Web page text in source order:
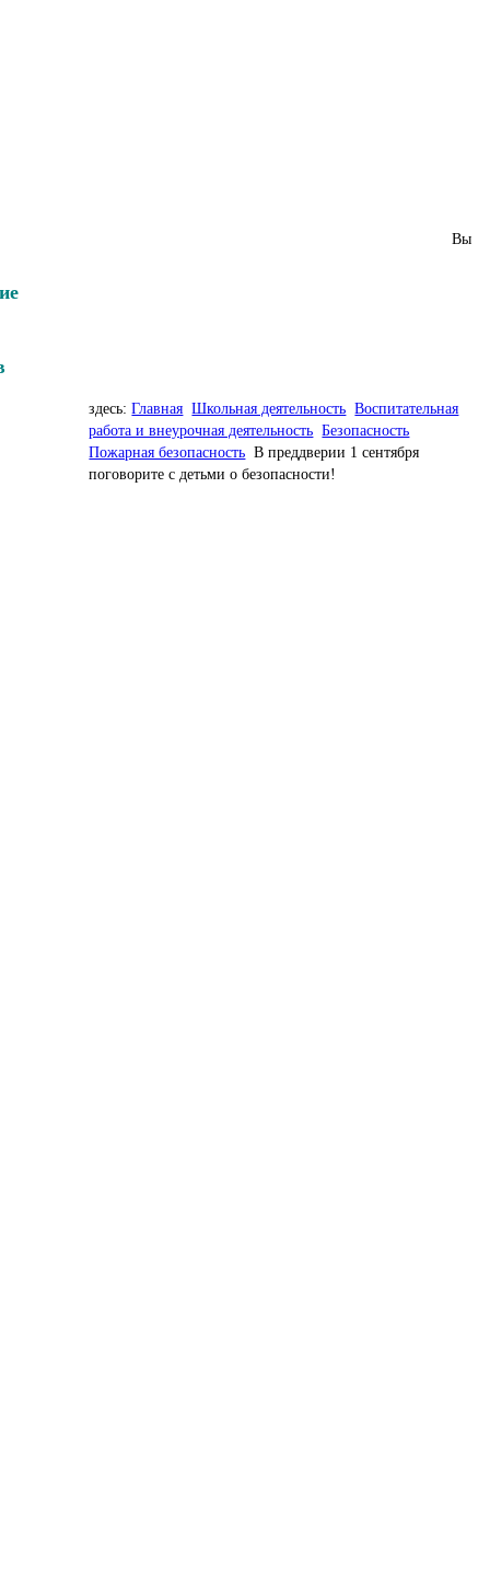
Вы
здесь:Главная Школьная деятельность Воспитательная
работа и внеурочная деятельность Безопасность
Пожарная безопасность В преддверии 1 сентября
поговорите с детьми о безопасности!